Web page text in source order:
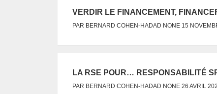
VERDIR LE FINANCEMENT,
PAR BERNARD COHEN-HADAD NONE 15
LA RSE POUR… RESPONSABILITÉ
PAR BERNARD COHEN-HADAD NONE 26 AVRIL